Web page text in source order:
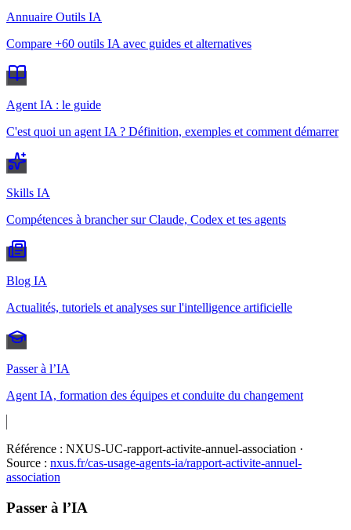
Annuaire Outils IA
Compare +60 outils IA avec guides et alternatives
Agent IA : le guide
C'est quoi un agent IA ? Définition, exemples et comment démarrer
Skills IA
Compétences à brancher sur Claude, Codex et tes agents
Blog IA
Actualités, tutoriels et analyses sur l'intelligence artificielle
Passer à l’IA
Agent IA, formation des équipes et conduite du changement
Référence : NXUS-UC-rapport-activite-annuel-association ·
Source : nxus.fr/cas-usage-agents-ia/rapport-activite-annuel-
association
Passer à l’IA